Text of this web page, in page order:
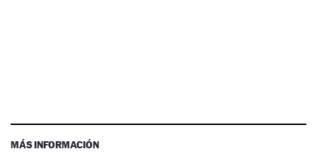
MÁS INFORMACIÓN